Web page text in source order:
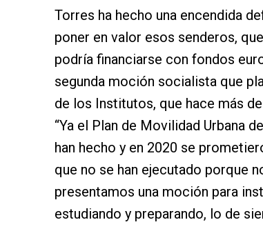
Torres ha hecho una encendida
poner en valor esos senderos,
podría financiarse con fondos
segunda moción socialista que
de los Institutos, que hace más
“Ya el Plan de Movilidad Urbana
han hecho y en 2020 se
que no se han ejecutado porque
presentamos una moción para
estudiando y preparando, lo de